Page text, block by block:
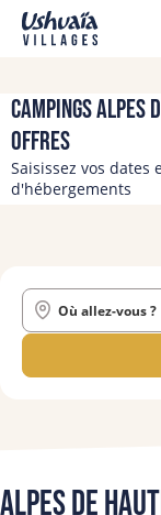
Campings Alpes
offres
Saisissez vos dates
d'hébergements
Où allez-vous ?
Alpes de